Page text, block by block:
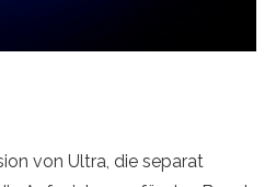
von Ultra, die separat